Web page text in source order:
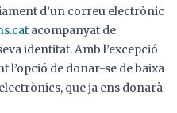
d’un correu electrònic
acompanyat de
identitat. Amb l’excepció
l’opció de donar-se de baixa
que ja ens donarà